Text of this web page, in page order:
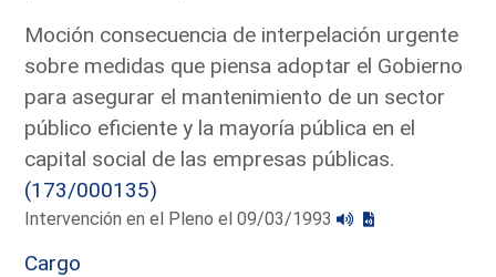
Moción consecuencia de interpelación urgente
sobre medidas que piensa adoptar el Gobierno
para asegurar el mantenimiento de un sector
público eficiente y la mayoría pública en el
capital social de las empresas públicas.
(173/000135)
Intervención en el Pleno el 09/03/1993
Cargo